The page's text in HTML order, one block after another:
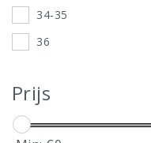
34-35
36
Prijs